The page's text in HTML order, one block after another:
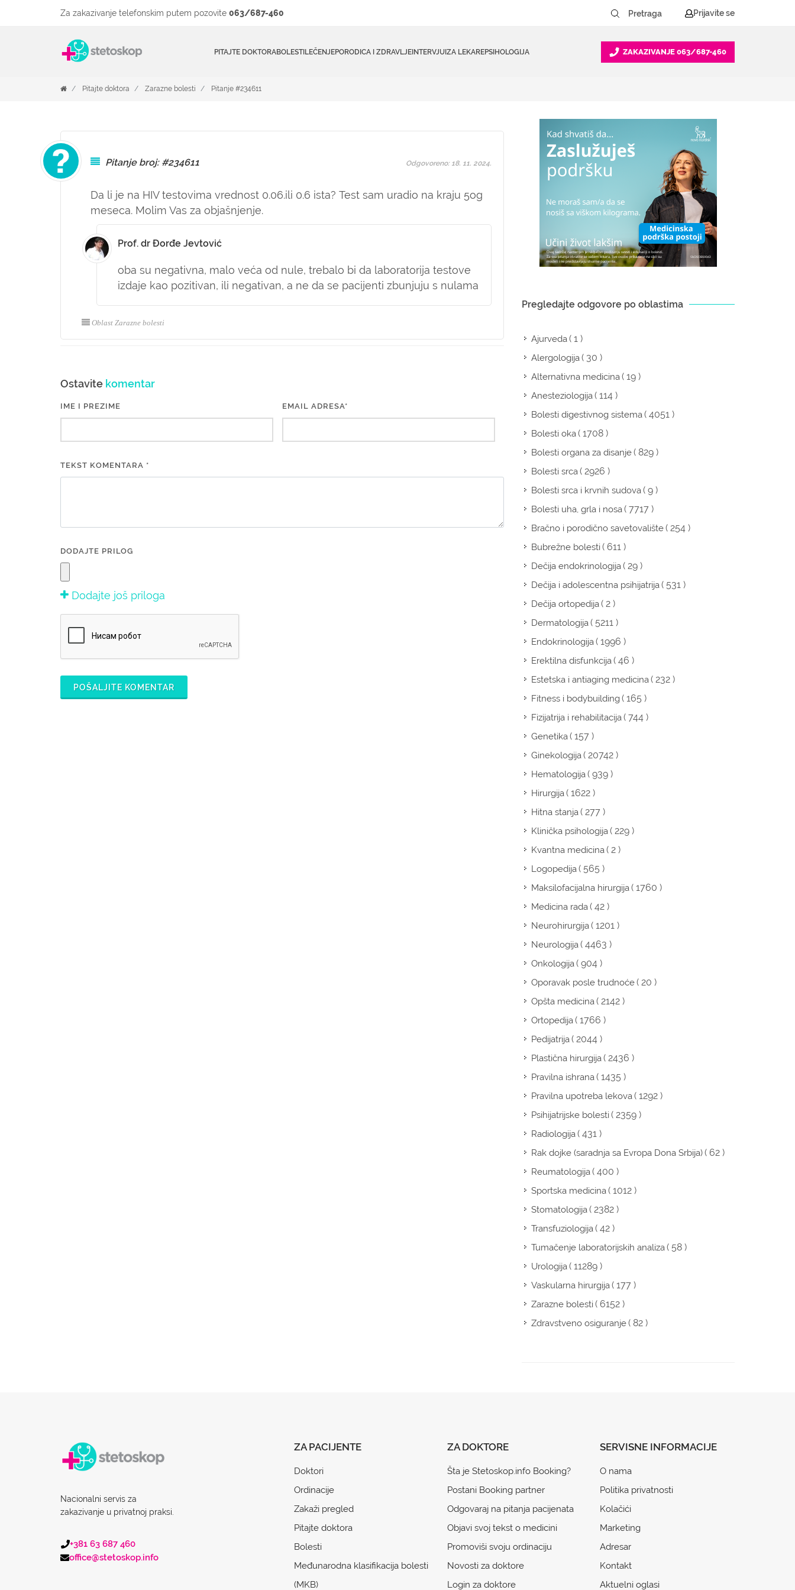
Za zakazivanje telefonskim putem pozovite 063/687-460 Prijavite se
PITAJTE DOKTORABOLESTILEČENJEPORODICA I ZDRAVLJEINTERVJUIZA LEKAREPSIHOLOGIJA ZAKAZIVANJE 063/687-460
Pitajte doktora Zarazne bolesti Pitanje #234611
Pitanje broj: #234611
Da li je na HIV testovima vrednost 0.06.ili 0.6 ista? Test sam uradio na kraju 5og
meseca. Molim Vas za objašnjenje.
Odgovoreno: 18. 11. 2024.
Prof. dr Đorđe Jevtović
oba su negativna, malo veća od nule, trebalo bi da laboratorija testove
izdaje kao pozitivan, ili negativan, a ne da se pacijenti zbunjuju s nulama
Oblast Zarazne bolesti
Ostavite komentar
IME I PREZIME EMAIL ADRESA*
TEKST KOMENTARA *
DODAJTE PRILOG
Dodajte još priloga
POŠALJITE KOMENTAR
Pregledajte odgovore po oblastima
Ajurveda( 1 )
Alergologija( 30 )
Alternativna medicina( 19 )
Anesteziologija( 114 )
Bolesti digestivnog sistema( 4051 )
Bolesti oka( 1708 )
Bolesti organa za disanje( 829 )
Bolesti srca( 2926 )
Bolesti srca i krvnih sudova( 9 )
Bolesti uha, grla i nosa( 7717 )
Bračno i porodično savetovalište( 254 )
Bubrežne bolesti( 611 )
Dečija endokrinologija( 29 )
Dečija i adolescentna psihijatrija( 531 )
Dečija ortopedija( 2 )
Dermatologija( 5211 )
Endokrinologija( 1996 )
Erektilna disfunkcija( 46 )
Estetska i antiaging medicina( 232 )
Fitness i bodybuilding( 165 )
Fizijatrija i rehabilitacija( 744 )
Genetika( 157 )
Ginekologija( 20742 )
Hematologija( 939 )
Hirurgija( 1622 )
Hitna stanja( 277 )
Klinička psihologija( 229 )
Kvantna medicina( 2 )
Logopedija( 565 )
Maksilofacijalna hirurgija( 1760 )
Medicina rada( 42 )
Neurohirurgija( 1201 )
Neurologija( 4463 )
Onkologija( 904 )
Oporavak posle trudnoće( 20 )
Opšta medicina( 2142 )
Ortopedija( 1766 )
Pedijatrija( 2044 )
Plastična hirurgija( 2436 )
Pravilna ishrana( 1435 )
Pravilna upotreba lekova( 1292 )
Psihijatrijske bolesti( 2359 )
Radiologija( 431 )
Rak dojke (saradnja sa Evropa Dona Srbija)( 62 )
Reumatologija( 400 )
Sportska medicina( 1012 )
Stomatologija( 2382 )
Transfuziologija( 42 )
Tumačenje laboratorijskih analiza( 58 )
Urologija( 11289 )
Vaskularna hirurgija( 177 )
Zarazne bolesti( 6152 )
Zdravstveno osiguranje( 82 )
Nacionalni servis za
zakazivanje u privatnoj praksi.
+381 63 687 460
office@stetoskop.info
ZA PACIJENTE
Doktori
Ordinacije
Zakaži pregled
Pitajte doktora
Bolesti
Međunarodna klasifikacija bolesti
(MKB)
ZA DOKTORE
Šta je Stetoskop.info Booking?
Postani Booking partner
Odgovaraj na pitanja pacijenata
Objavi svoj tekst o medicini
Promoviši svoju ordinaciju
Novosti za doktore
Login za doktore
SERVISNE INFORMACIJE
O nama
Politika privatnosti
Kolačići
Marketing
Adresar
Kontakt
Aktuelni oglasi